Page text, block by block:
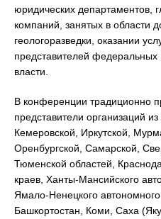
юридических департаментов,
компаний, занятых в области
геологоразведки, оказании
представителей федеральных
власти.
В конференции традиционно
представители организаций
Кемеровской, Иркутской,
Оренбургской, Самарской,
Тюменской областей,
краев, Ханты-Мансийского
Ямало-Ненецкого автономного
Башкортостан, Коми, Саха